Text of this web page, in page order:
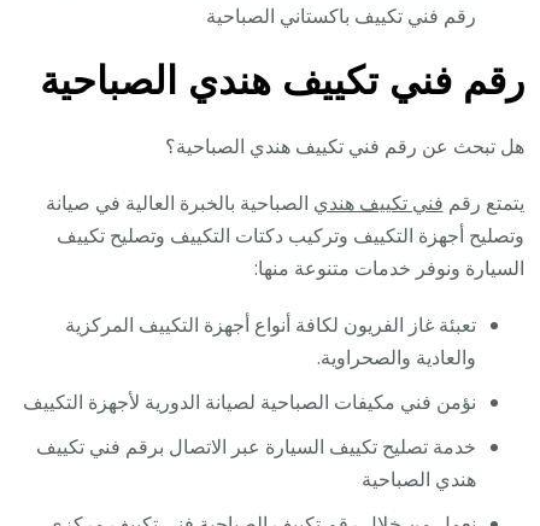
رقم فني تكييف باكستاني الصباحية
رقم فني تكييف هندي الصباحية
هل تبحث عن رقم فني تكييف هندي الصباحية؟
يتمتع رقم فني تكييف هندي الصباحية بالخبرة العالية في صيانة
وتصليح أجهزة التكييف وتركيب دكتات التكييف وتصليح تكييف
السيارة ونوفر خدمات متنوعة منها:
تعبئة غاز الفريون لكافة أنواع أجهزة التكييف المركزية
والعادية والصحراوية.
نؤمن فني مكيفات الصباحية لصيانة الدورية لأجهزة التكييف
خدمة تصليح تكييف السيارة عبر الاتصال برقم فني تكييف
هندي الصباحية